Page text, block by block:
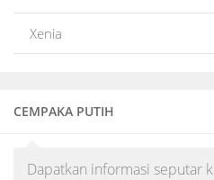
CEMPAKA PUTIH
Dapatkan informasi seputar
Xenia